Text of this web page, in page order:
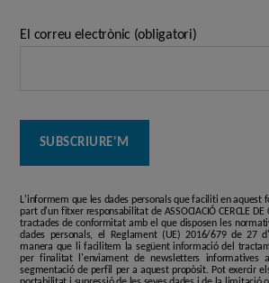
El correu electrònic (obligatori)
L'informem que les dades personals que faciliti en aquest
part d'un fitxer responsabilitat de ASSOCIACIÓ CERCLE
tractades de conformitat amb el que disposen les
dades personals, el Reglament (UE) 2016/679 de 27
manera que li facilitem la següent informació del
per finalitat l'enviament de newsletters informatives
segmentació de perfil per a aquest propòsit. Pot exercir